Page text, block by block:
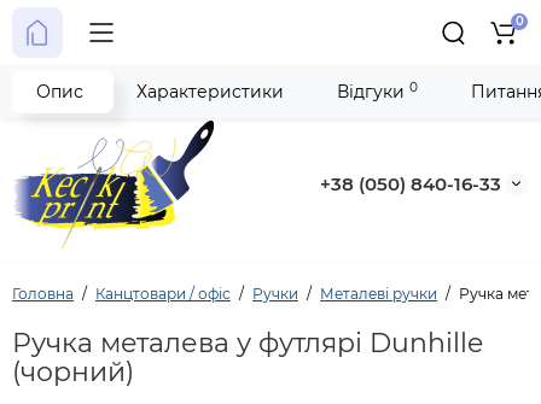
+38 (050) 840-16-33
0
Головна Канцтовари / офіс Ручки Металеві ручки Ручка
Ручка металева у футлярі Dunhille
(чорний)
Опис Характеристики Відгуки 0